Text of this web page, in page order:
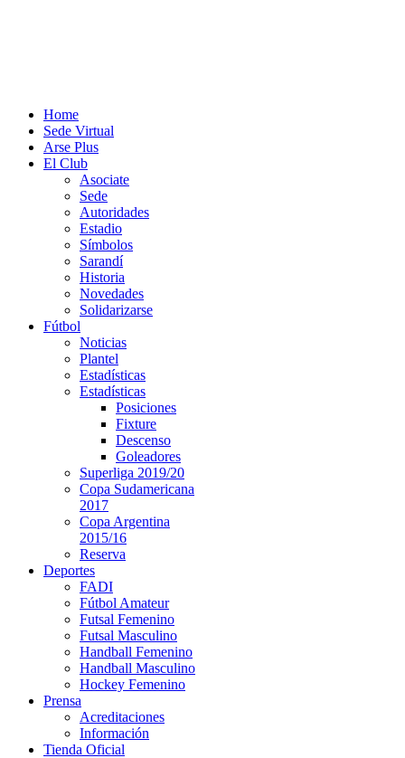
Home
Sede Virtual
Arse Plus
El Club
Asociate
Sede
Autoridades
Estadio
Símbolos
Sarandí
Historia
Novedades
Solidarizarse
Fútbol
Noticias
Plantel
Estadísticas
Estadísticas
Posiciones
Fixture
Descenso
Goleadores
Superliga 2019/20
Copa Sudamericana
2017
Copa Argentina
2015/16
Reserva
Deportes
FADI
Fútbol Amateur
Futsal Femenino
Futsal Masculino
Handball Femenino
Handball Masculino
Hockey Femenino
Prensa
Acreditaciones
Información
Tienda Oficial